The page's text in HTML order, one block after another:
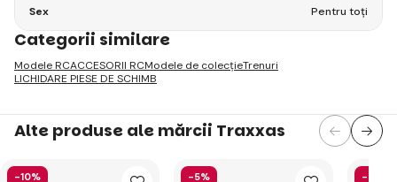
Sex Pentru toți
Categorii similare
Modele RCACCESORII RCModele de colecțieTrenuri
LICHIDARE PIESE DE SCHIMB
Alte produse ale mărcii Traxxas
-10% -5% -2%